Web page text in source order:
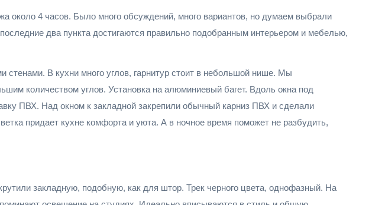
около 4 часов. Было много обсуждений, много вариантов, но думаем выбрали
два пункта достигаются правильно подобранным интерьером и мебелью,
В кухни много углов, гарнитур стоит в небольшой нише. Мы
количеством углов. Установка на алюминиевый багет. Вдоль окна под
ПВХ. Над окном к закладной закрепили обычный карниз ПВХ и сделали
придает кухне комфорта и уюта. А в ночное время поможет не разбудить,
закладную, подобную, как для штор. Трек черного цвета, однофазный. На